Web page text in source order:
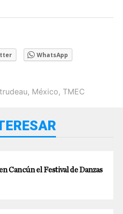
WhatsApp
, México, TMEC
Cancún el Festival de Danzas